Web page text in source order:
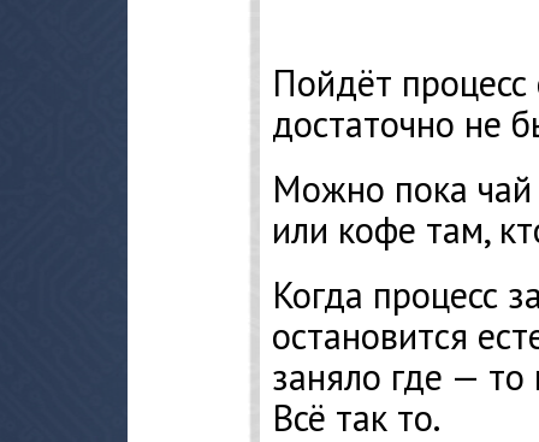
Пойдёт
достаточно не
Можно пока чай
или кофе там,
Когда процесс
остановится
заняло где — то
Всё так то.